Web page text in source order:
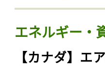
エネルギー・
【カナダ】エ